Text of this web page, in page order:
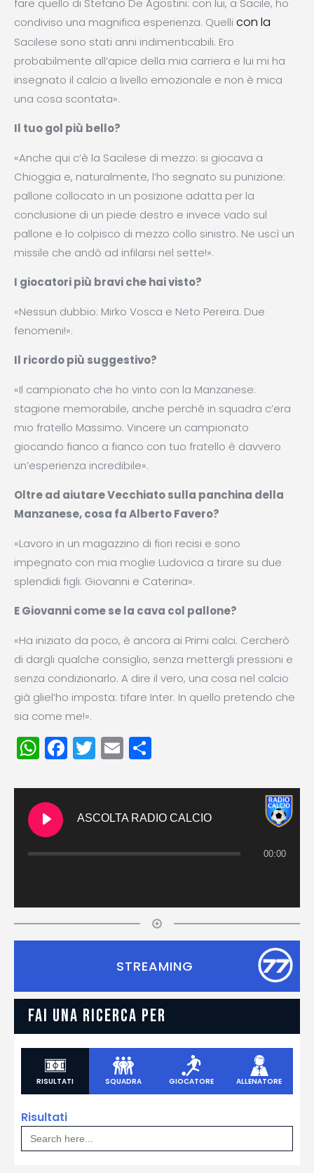
fare quello di Stefano De Agostini: con lui, a Sacile, ho
condiviso una magnifica esperienza. Quelli con la
Sacilese sono stati anni indimenticabili. Ero
probabilmente all’apice della mia carriera e lui mi ha
insegnato il calcio a livello emozionale e non è mica
una cosa scontata».
Il tuo gol più bello?
«Anche qui c’è la Sacilese di mezzo: si giocava a
Chioggia e, naturalmente, l’ho segnato su punizione:
pallone collocato in un posizione adatta per la
conclusione di un piede destro e invece vado sul
pallone e lo colpisco di mezzo collo sinistro. Ne uscì un
missile che andò ad infilarsi nel sette!».
I giocatori più bravi che hai visto?
«Nessun dubbio: Mirko Vosca e Neto Pereira. Due
fenomeni!».
Il ricordo più suggestivo?
«Il campionato che ho vinto con la Manzanese:
stagione memorabile, anche perché in squadra c’era
mio fratello Massimo. Vincere un campionato
giocando fianco a fianco con tuo fratello è davvero
un’esperienza incredibile».
Oltre ad aiutare Vecchiato sulla panchina della
Manzanese, cosa fa Alberto Favero?
«Lavoro in un magazzino di fiori recisi e sono
impegnato con mia moglie Ludovica a tirare su due
splendidi figli: Giovanni e Caterina».
E Giovanni come se la cava col pallone?
«Ha iniziato da poco, è ancora ai Primi calci. Cercherò
di dargli qualche consiglio, senza mettergli pressioni e
senza condizionarlo. A dire il vero, una cosa nel calcio
già gliel’ho imposta: tifare Inter. In quello pretendo che
sia come me!».
WhatsApp
Facebook
Twitter
Email
ASCOLTA RADIO CALCIO
00:00
STREAMING
FAI UNA RICERCA PER
RISULTATI SQUADRA GIOCATORE ALLENATORE
Risultati
Search
for: